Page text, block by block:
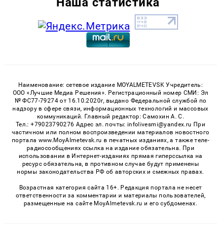
Наименование: сетевое издание MOYALMETEVSK Учредитель:
ООО «Лучшие Медиа Решения». Регистрационный номер СМИ: Эл
№ ФС77-79274 от 16.10.2020г, выдано Федеральной службой по
надзору в сфере связи, информационных технологий и массовых
коммуникаций. Главный редактор: Самохин А. С.
Тел.: +79023790276 Адрес эл. почты: infolivesmi@yandex.ru При
частичном или полном воспроизведении материалов новостного
портала www.MoyAlmetevsk.ru в печатных изданиях, а также теле-
радиосообщениях ссылка на издание обязательна. При
использовании в Интернет-изданиях прямая гиперссылка на
ресурс обязательна, в противном случае будут применены
нормы законодательства РФ об авторских и смежных правах.
Возрастная категория сайта 16+. Редакция портала не несет
ответственности за комментарии и материалы пользователей,
размещенные на сайте MoyAlmetevsk.ru и его субдоменах.